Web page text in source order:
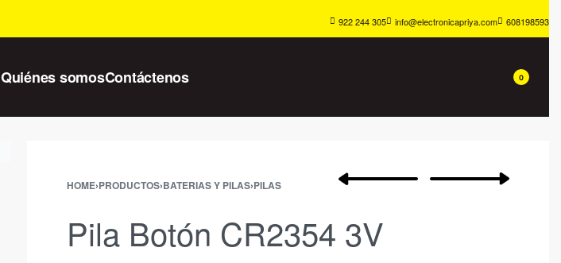
922 244 305 info@electronicapriya.com 608198593
Quiénes somosContáctenos 0
HOME›PRODUCTOS›BATERIAS Y PILAS›PILAS
Pila Botón CR2354 3V